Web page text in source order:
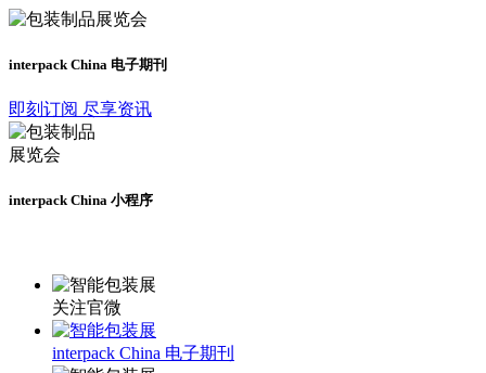
interpack China 电子期刊
即刻订阅 尽享资讯
interpack China 小程序
关注官微
interpack China 电子期刊